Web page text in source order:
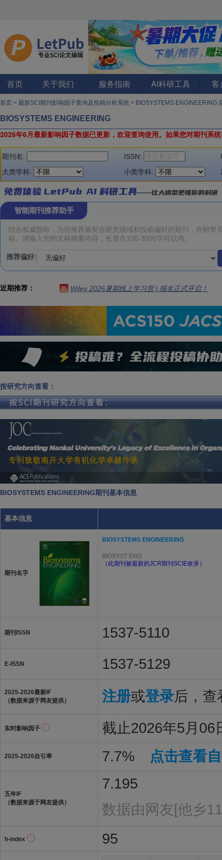
首页 关于我们 服务指南 AI科研工具 客
首页 > 最新SCI期刊影响因子查询及投稿分析系统 > BIOSYSTEMS ENGINEERING
BIOSYSTEMS ENGINEERING
2026年6月最新影响因子数据已更新，欢迎查询使用。 如果您对期刊系
期刊名: ISSN:
大类学科:
小类学科:
智能期刊推荐助手
推荐偏好:
近期推荐： 热 Wiley 2026暑期线上学习营 | 报名正式开启！
按研究方向查看：
BIOSYSTEMS ENGINEERING期刊基本信息
基本信息
期刊名字
BIOSYSTEMS ENGINEERING
BIOSYST ENG
（此期刊被最新的JCR期刊SCIE收录）
期刊ISSN 1537-5110
E-ISSN 1537-5129
2025-2026最新IF
（数据来源于网友提供）
注册或登录后，查
实时影响因子 截止2026年5月06
2025-2026自引率 7.7% 点击查看
五年IF
（数据来源于网友提供）
7.195
数据由网友[他乡
h-index 95